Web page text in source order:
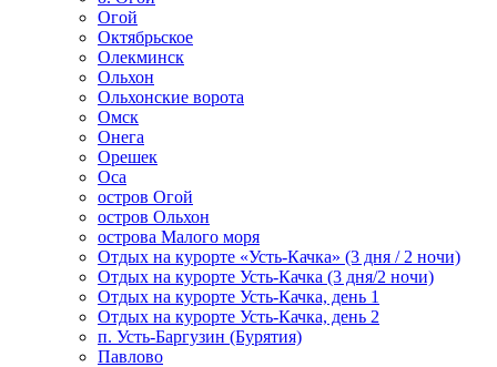
Огой
Октябрьское
Олекминск
Ольхон
Ольхонские ворота
Омск
Онега
Орешек
Оса
остров Огой
остров Ольхон
острова Малого моря
Отдых на курорте «Усть-Качка» (3 дня / 2 ночи)
Отдых на курорте Усть-Качка (3 дня/2 ночи)
Отдых на курорте Усть-Качка, день 1
Отдых на курорте Усть-Качка, день 2
п. Усть-Баргузин (Бурятия)
Павлово